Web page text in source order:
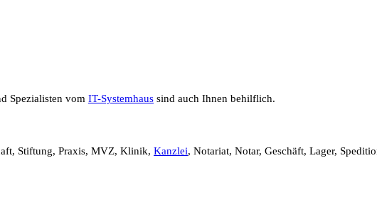
Spezialisten vom IT-Systemhaus sind auch Ihnen behilflich.
Stiftung, Praxis, MVZ, Klinik, Kanzlei, Notariat, Notar, Geschäft, Lager,